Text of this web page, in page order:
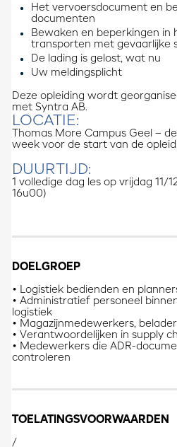
Het vervoersdocument en
documenten
Bewaken en beperkingen in
transporten met gevaarlijke
De lading is gelost, wat nu
Uw meldingsplicht
Deze opleiding wordt
met Syntra AB.
LOCATIE:
Thomas More Campus Geel –
week voor de start van de
DUURTIJD:
1 volledige dag les op vrijdag 11/
16u00)
DOELGROEP
• Logistiek bedienden en
• Administratief personeel
logistiek
• Magazijnmedewerkers,
• Verantwoordelijken in supply
• Medewerkers die ADR-
controleren
TOELATINGSVOORWAARDEN
/